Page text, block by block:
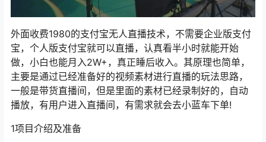
外面收费1980的支付宝无人直播技术，不需要企业版支付
宝，个人版支付宝就可以直播，认真看半小时就能开始
做，小白也能月入2W+，真正睡后收入。其原理也简单，
主要是通过已经准备好的视频素材进行直播的玩法思路，
一般是带货直播间，但是里面的素材已经录制好的，自动
播放，有用户进入直播间，有需求就会去小蓝车下单!
1项目介绍及准备